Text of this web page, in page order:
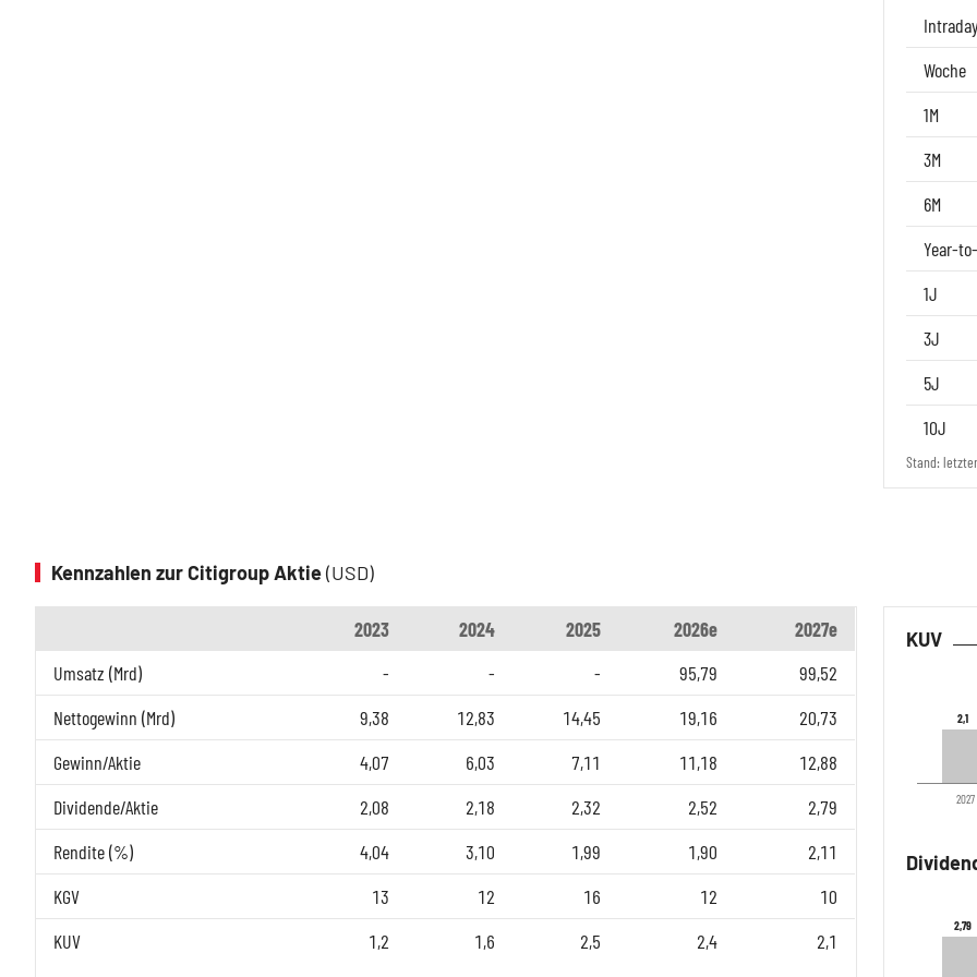
Woche
1M
3M
6M
Year-
1J
3J
5J
10J
Stand:
Kennzahlen zur Citigroup Aktie(USD)
2023 2024 2025 2026e
2027e
Umsatz (Mrd)
- - - 95,79
99,52
Nettogewinn (Mrd)
9,38 12,83 14,45 19,16
20,73
Gewinn/Aktie
4,07 6,03 7,11 11,18
12,88
Dividende/Aktie
2,08 2,18 2,32 2,52
2,79
Rendite (%)
4,04 3,10 1,99 1,90
2,11
KGV
13 12 16 12
10
KUV
1,2 1,6 2,5 2,4 2,1
KUV
2,1
2,1
2027
2,79
2,79